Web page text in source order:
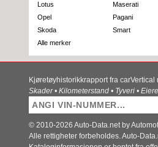
Lotus
Maserati
Opel
Pagani
Skoda
Smart
Alle merker
Kjøretøyhistorikkrapport fra
Skader • Kilometerstand • Tyveri •
© 2010-2026 Auto-Data.net by
Alle rettigheter forbeholdes. Auto-